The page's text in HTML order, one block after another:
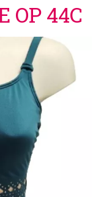
OP 44C